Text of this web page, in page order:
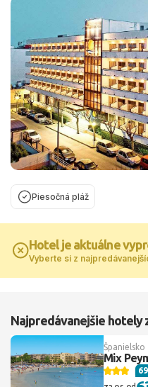
Piesočná pláž
Hotel je aktuálne
Vyberte si z
Najpredávanejšie hotely
Španielsko
Mix